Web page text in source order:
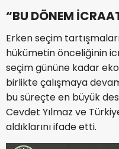
“BU DÖNEM
Erken seçim
hükümetin önceliğinin
seçim gününe kadar
birlikte çalışmaya
bu süreçte en büyük
Cevdet Yılmaz ve
aldıklarını ifade etti.